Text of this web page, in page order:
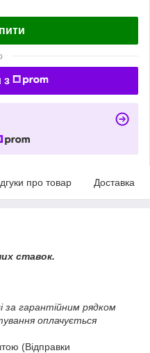
з
про товар Доставка
ставок.
за гарантійним рядком
оплачується
(Відправки